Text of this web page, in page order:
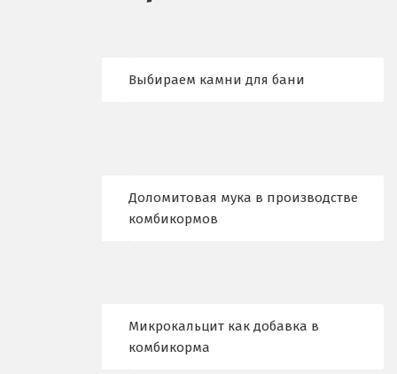
Верхняя Пышма
Выбираем камни для бани
Доломитовая мука в производстве
комбикормов
Микрокальцит как добавка в
комбикорма